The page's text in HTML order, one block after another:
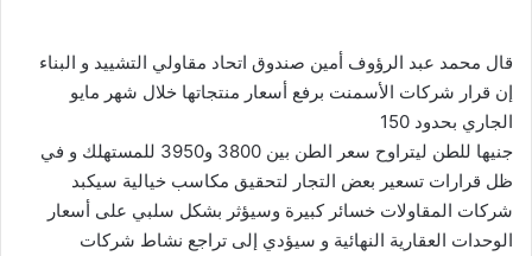
قال محمد عبد الرؤوف أمين صندوق اتحاد مقاولي التشييد و البناء
إن قرار شركات الأسمنت برفع أسعار منتجاتها خلال شهر مايو
الجاري بحدود 150
جنيها للطن ليتراوح سعر الطن بين 3800 و3950 للمستهلك و في
ظل قرارات تسعير بعض التجار لتحقيق مكاسب خيالية سيكبد
شركات المقاولات خسائر كبيرة وسيؤثر بشكل سلبي على أسعار
الوحدات العقارية النهائية و سيؤدي إلى تراجع نشاط شركات